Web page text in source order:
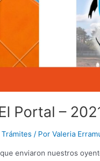
Portal –
Trámites / Por Valeria
enviaron nuestros